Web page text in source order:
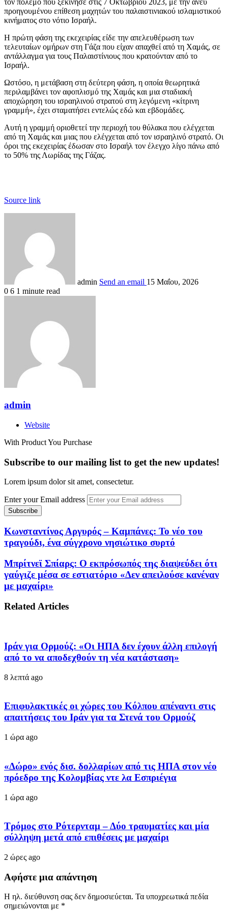
τον πόλεμο που ξεκίνησε στις 7 Οκτωβρίου 2023, με την άνευ
προηγουμένου επίθεση μαχητών του παλαιστινιακού ισλαμιστικού
κινήματος στο νότιο Ισραήλ.
Η πρώτη φάση της εκεχειρίας είδε την απελευθέρωση των
τελευταίων ομήρων στη Γάζα που είχαν απαχθεί από τη Χαμάς, σε
αντάλλαγμα για τους Παλαιστίνιους που κρατούνταν από το
Ισραήλ.
Ωστόσο, η μετάβαση στη δεύτερη φάση, η οποία θεωρητικά
περιλαμβάνει τον αφοπλισμό της Χαμάς και μια σταδιακή
αποχώρηση του ισραηλινού στρατού στη λεγόμενη «κίτρινη
γραμμή», έχει σταματήσει εντελώς εδώ και εβδομάδες.
Αυτή η γραμμή οριοθετεί την περιοχή του θύλακα που ελέγχεται
από τη Χαμάς και μιας που ελέγχεται από τον ισραηλινό στρατό. Οι
όροι της εκεχειρίας έδωσαν στο Ισραήλ τον έλεγχο λίγο πάνω από
το 50% της Λωρίδας της Γάζας.
Source link
admin Send an email 15 Μαΐου, 2026
0 6 1 minute read
admin
Website
With Product You Purchase
Subscribe to our mailing list to get the new updates!
Lorem ipsum dolor sit amet, consectetur.
Enter your Email address
Κωνσταντίνος Αργυρός – Καμπάνες: Το νέο του
τραγούδι, ένα σύγχρονο νησιώτικο συρτό
Μπρίτνεϊ Σπίαρς: Ο εκπρόσωπός της διαψεύδει ότι
γαύγιζε μέσα σε εστιατόριο «Δεν απειλούσε κανέναν
με μαχαίρι»
Related Articles
Ιράν για Ορμούζ: «Οι ΗΠΑ δεν έχουν άλλη επιλογή
από το να αποδεχθούν τη νέα κατάσταση»
8 λεπτά ago
Επιφυλακτικές οι χώρες του Κόλπου απέναντι στις
απαιτήσεις του Ιράν για τα Στενά του Ορμούζ
1 ώρα ago
«Δώρο» ενός δισ. δολλαρίων από τις ΗΠΑ στον νέο
πρόεδρο της Κολομβίας ντε λα Εσπριέγια
1 ώρα ago
Tρόμος στο Ρότερνταμ – Δύο τραυματίες και μία
σύλληψη μετά από επιθέσεις με μαχαίρι
2 ώρες ago
Αφήστε μια απάντηση
Η ηλ. διεύθυνση σας δεν δημοσιεύεται. Τα υποχρεωτικά πεδία
σημειώνονται με *